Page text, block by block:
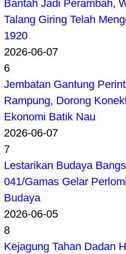
Bantah Jadi Perambah,
Talang Giring Telah
1920
2026-06-07
6
Jembatan Gantung
Rampung, Dorong
Ekonomi Batik Nau
2026-06-07
7
Lestarikan Budaya
041/Gamas Gelar
Budaya
2026-06-05
8
Kejagung Tahan Dadan